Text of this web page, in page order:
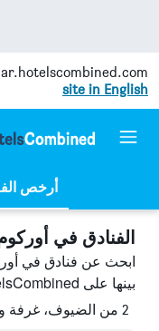
ar.hotelscombined.com
site in English
أرخص
الفنادق في
ابحث عن فنادق في
بينها على HotelsCombined ووفّر.
2 من الضيوف، غرفة واحدة